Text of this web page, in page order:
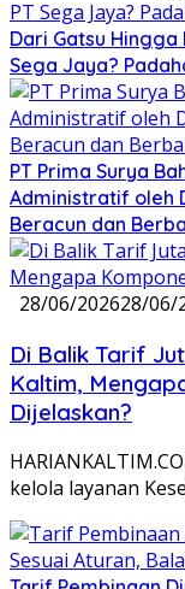
Dari Gatsu Hingga
Sega Jaya?
PT Prima Surya
Administratif oleh
Beracun dan
28/06/202628/06/
Di Balik Tarif
Kaltim,
Dijelaskan?
kelola layanan